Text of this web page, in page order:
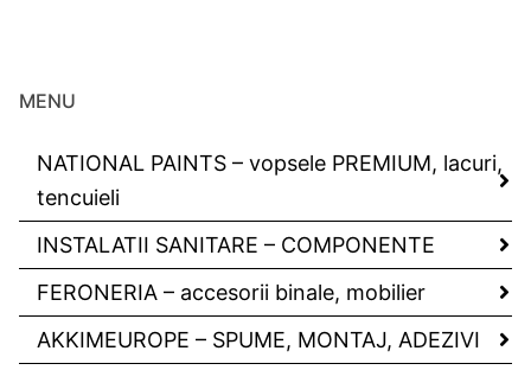
MENU
NATIONAL PAINTS – vopsele PREMIUM, lacuri,
tencuieli
INSTALATII SANITARE – COMPONENTE
FERONERIA – accesorii binale, mobilier
AKKIMEUROPE – SPUME, MONTAJ, ADEZIVI